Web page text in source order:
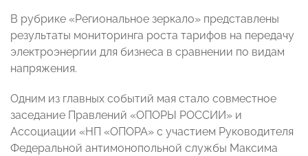
В рубрике «Региональное зеркало» представлены
результаты мониторинга роста тарифов на передачу
электроэнергии для бизнеса в сравнении по видам
напряжения.
Одним из главных событий мая стало совместное
заседание Правлений «ОПОРЫ РОССИИ» и
Ассоциации «НП «ОПОРА» с участием Руководителя
Федеральной антимонопольной службы Максима